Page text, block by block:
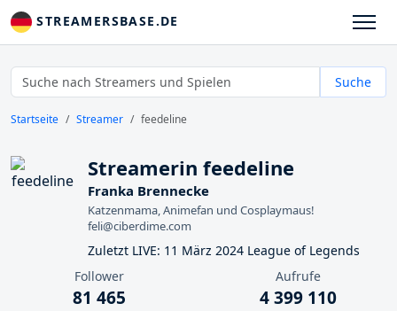
STREAMERSBASE.DE
Suche
Startseite Streamer feedeline
Streamerin feedeline
Franka Brennecke
Katzenmama, Animefan und Cosplaymaus!
feli@ciberdime.com
Zuletzt LIVE: 11 März 2024 League of Legends
Follower
81 465
Aufrufe
4 399 110